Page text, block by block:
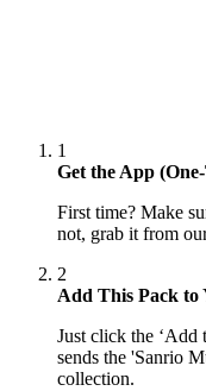
1
Get the App
First time? Make
not, grab it from
2
Add This Pack to
Just click the ‘Add
sends the 'Sanrio
collection.